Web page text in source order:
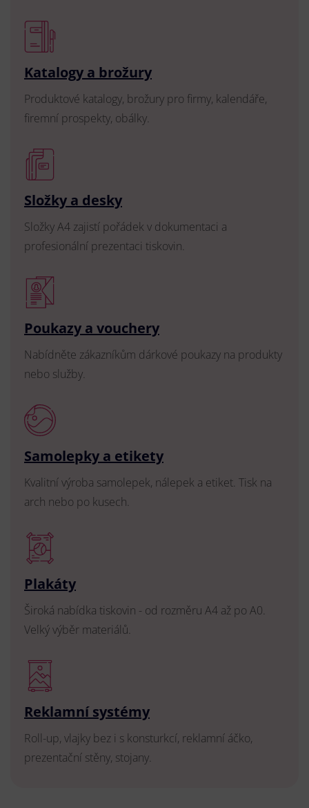
Katalogy a brožury
Produktové katalogy, brožury pro firmy, kalendáře,
firemní prospekty, obálky.
Složky a desky
Složky A4 zajistí pořádek v dokumentaci a
profesionální prezentaci tiskovin.
Poukazy a vouchery
Nabídněte zákazníkům dárkové poukazy na produkty
nebo služby.
Samolepky a etikety
Kvalitní výroba samolepek, nálepek a etiket. Tisk na
arch nebo po kusech.
Plakáty
Široká nabídka tiskovin - od rozměru A4 až po A0.
Velký výběr materiálů.
Reklamní systémy
Roll-up, vlajky bez i s konsturkcí, reklamní áčko,
prezentační stěny, stojany.